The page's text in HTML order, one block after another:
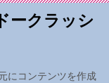
ークラッシ
にコンテンツを作成